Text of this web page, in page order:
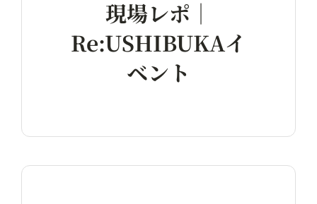
現場レポ｜
Re:USHIBUKAイ
ベント